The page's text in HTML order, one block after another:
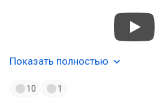
Показать полностью
10 1